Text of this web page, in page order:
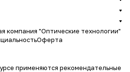
компания "Оптические технологии"
Оферта
применяются рекомендательные